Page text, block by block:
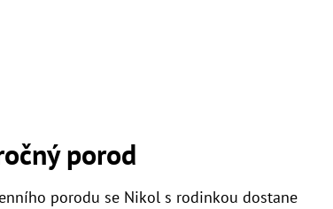
porod
porodu se Nikol s rodinkou dostane